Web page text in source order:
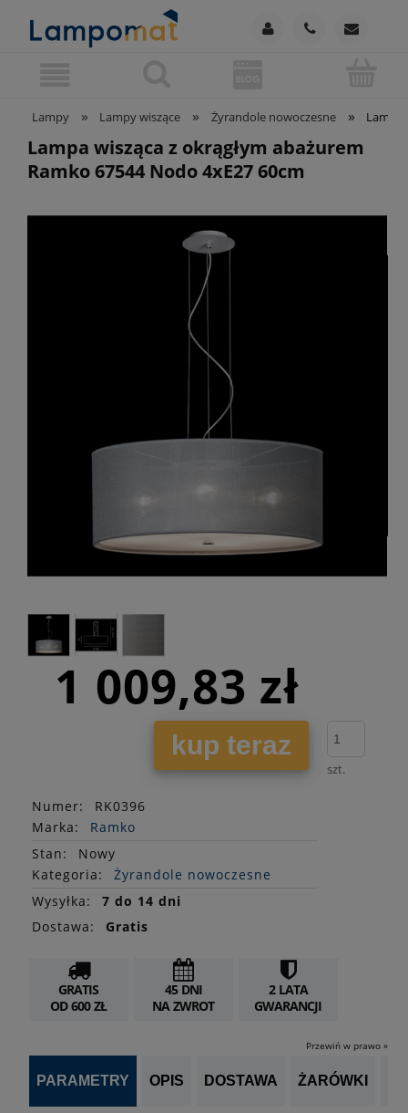
Lampy » Lampy wiszące » Żyrandole nowoczesne » Lampa
Lampa wisząca z okrągłym abażurem
Ramko 67544 Nodo 4xE27 60cm
1 009,83 zł
kup teraz
szt.
Numer:
RK0396
Marka:
Ramko
Stan:
Nowy
Kategoria:
Żyrandole nowoczesne
Wysyłka:
7 do 14 dni
Dostawa:
Gratis
GRATIS
OD 600 ZŁ
45 DNI
NA ZWROT
2 LATA
GWARANCJI
Przewiń w prawo »
PARAMETRY OPIS DOSTAWA ŻARÓWKI